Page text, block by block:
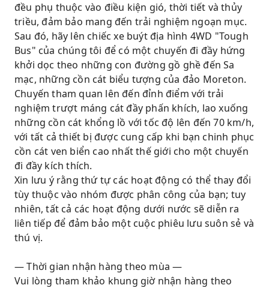
đều phụ thuộc vào điều kiện gió, thời tiết và thủy
triều, đảm bảo mang đến trải nghiệm ngoạn mục.
Sau đó, hãy lên chiếc xe buýt địa hình 4WD "Tough
Bus" của chúng tôi để có một chuyến đi đầy hứng
khởi dọc theo những con đường gồ ghề đến Sa
mạc, những cồn cát biểu tượng của đảo Moreton.
Chuyến tham quan lên đến đỉnh điểm với trải
nghiệm trượt máng cát đầy phấn khích, lao xuống
những cồn cát khổng lồ với tốc độ lên đến 70 km/h,
với tất cả thiết bị được cung cấp khi bạn chinh phục
cồn cát ven biển cao nhất thế giới cho một chuyến
đi đầy kích thích.
Xin lưu ý rằng thứ tự các hoạt động có thể thay đổi
tùy thuộc vào nhóm được phân công của bạn; tuy
nhiên, tất cả các hoạt động dưới nước sẽ diễn ra
liên tiếp để đảm bảo một cuộc phiêu lưu suôn sẻ và
thú vị.
— Thời gian nhận hàng theo mùa —
Vui lòng tham khảo khung giờ nhận hàng theo